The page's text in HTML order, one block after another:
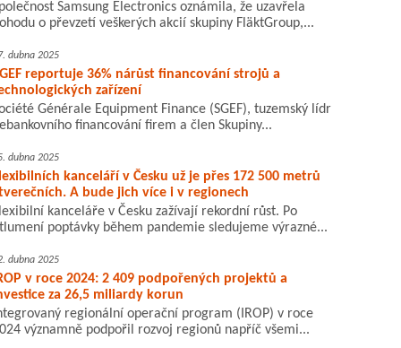
Samsung Electronics oznámila, že uzavřela
o převzetí veškerých akcií skupiny FläktGroup,...
dubna 2025
reportuje 36% nárůst financování strojů a
zařízení
Générale Equipment Finance (SGEF), tuzemský lídr
financování firem a člen Skupiny...
dubna 2025
kanceláří v Česku už je přes 172 500 metrů
A bude jich více i v regionech
kanceláře v Česku zažívají rekordní růst. Po
poptávky během pandemie sledujeme výrazné...
dubna 2025
v roce 2024: 2 409 podpořených projektů a
za 26,5 miliardy korun
regionální operační program (IROP) v roce
významně podpořil rozvoj regionů napříč všemi...